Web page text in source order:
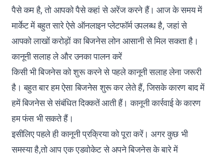
पैसे कम है, तो आपको पैसे कहां से अरेंज करने हैं। आज के समय में
मार्केट में बहुत सारे ऐसे ऑनलाइन प्लेटफॉर्म उपलब्ध है, जहां से
आपको लाखों करोड़ों का बिजनेस लोन आसानी से मिल सकता है।
कानूनी सलाह ले और उनका पालन करें
किसी भी बिजनेस को शुरू करने से पहले कानूनी सलाह लेना जरूरी
है। बहुत बार हम ऐसा बिजनेस शुरू कर लेते हैं, जिसके कारण बाद में
हमें बिजनेस से संबंधित दिक्कतें आती हैं। कानूनी कार्रवाई के कारण
हम फंस भी सकते हैं।
इसीलिए पहले ही कानूनी प्रक्रिया को पूरा करें। अगर कुछ भी
समस्या है,तो आप एक एडवोकेट से अपने बिजनेस के बारे में